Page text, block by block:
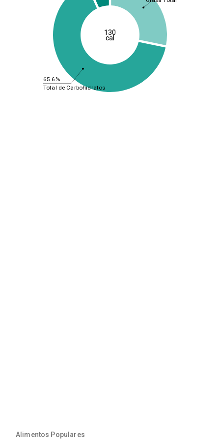
65.6%
Total de Carbohidratos
130
cal
Alimentos Populares